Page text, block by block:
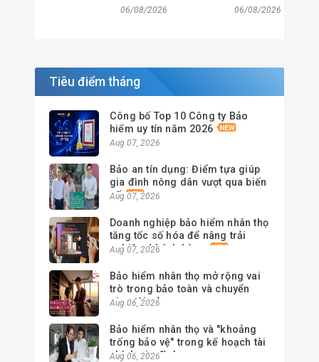
06/08/2026 06/08/2026
Tiêu điểm tháng
Công bố Top 10 Công ty Bảo
hiểm uy tín năm 2026
Aug 07, 2026
Bảo an tín dụng: Điểm tựa giúp
gia đình nông dân vượt qua biến
cố
Aug 07, 2026
Doanh nghiệp bảo hiểm nhân thọ
tăng tốc số hóa để nâng trải
nghiệm khách hàng
Aug 07, 2026
Bảo hiểm nhân thọ mở rộng vai
trò trong bảo toàn và chuyển
giao tài sản
Aug 06, 2026
Bảo hiểm nhân thọ và "khoảng
trống bảo vệ" trong kế hoạch tài
chính gia đình
Aug 06, 2026